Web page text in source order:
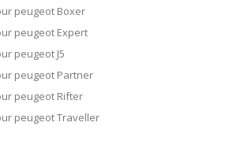
Attelages pour peugeot Boxer
Attelages pour peugeot Expert
Attelages pour peugeot J5
Attelages pour peugeot Partner
Attelages pour peugeot Rifter
Attelages pour peugeot Traveller